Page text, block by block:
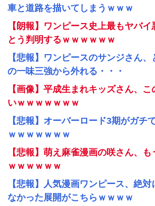
車と道路を描いてしまうｗｗｗ
【朗報】ワンピース史上最もヤバイ
とう判明するｗｗｗｗｗｗ
【悲報】ワンピースのサンジさん
の一味三強から外れる・・・
【画像】平成生まれキッズさん、
いｗｗｗｗｗｗｗ
【悲報】オーバーロード3期がガチ
ｗｗｗｗｗｗｗ
【悲報】萌え麻雀漫画の咲さん、
ｗｗｗｗｗｗ
【悲報】人気漫画ワンピース、絶
なかった展開がこちらｗｗｗｗ